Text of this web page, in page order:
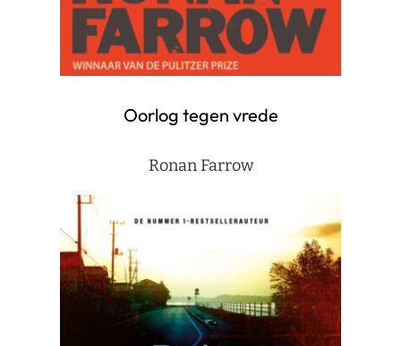
Oorlog tegen vrede
Ronan Farrow